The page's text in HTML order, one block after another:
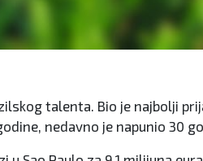
talenta. Bio je najbolji
nedavno je napunio 30